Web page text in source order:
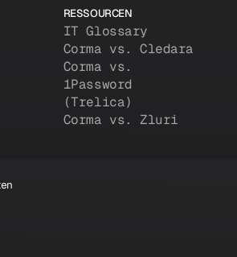
RESSOURCEN
IT Glossary
Corma vs. Cledara
Corma vs.
1Password
(Trelica)
Corma vs. Zluri